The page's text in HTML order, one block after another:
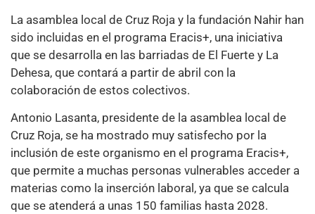
La asamblea local de Cruz Roja y la fundación Nahir han
sido incluidas en el programa Eracis+, una iniciativa
que se desarrolla en las barriadas de El Fuerte y La
Dehesa, que contará a partir de abril con la
colaboración de estos colectivos.
Antonio Lasanta, presidente de la asamblea local de
Cruz Roja, se ha mostrado muy satisfecho por la
inclusión de este organismo en el programa Eracis+,
que permite a muchas personas vulnerables acceder a
materias como la inserción laboral, ya que se calcula
que se atenderá a unas 150 familias hasta 2028.